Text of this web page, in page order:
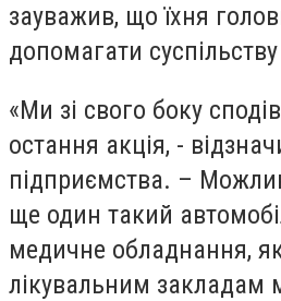
зауважив, що їхня
допомагати
«Ми зі свого боку
остання акція, -
підприємства. –
ще один такий
медичне обладнання,
лікувальним закладам